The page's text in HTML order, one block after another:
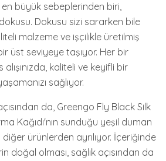
en büyük sebeplerinden biri,
Dokusu sizi sararken bile
malzeme ve işçilikle üretilmiş
üst seviyeye taşıyor. Her bir
alışınızda, kaliteli ve keyifli bir
sağlıyor.
da, Greengo Fly Black Silk
Kağıdı'nın sunduğu yeşil duman
ürünlerden ayrılıyor. İçeriğinde
doğal olması, sağlık açısından da